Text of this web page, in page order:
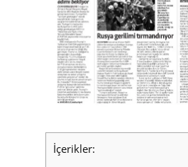
İçerikler: